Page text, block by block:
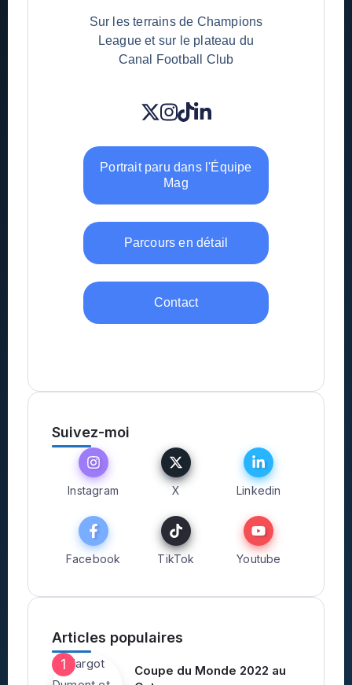
Sur les terrains de Champions
League et sur le plateau du
Canal Football Club
Portrait paru dans l'Équipe
Mag
Parcours en détail
Contact
Suivez-moi
Instagram X Linkedin
Facebook TikTok Youtube
Articles populaires
Coupe du Monde 2022 au